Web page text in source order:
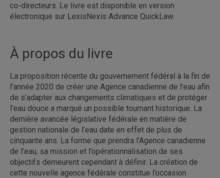
co-directeurs. Le livre est disponible en version
électronique sur LexisNexis Advance QuickLaw.
À propos du livre
La proposition récente du gouvernement fédéral à la fin de
l’année 2020 de créer une Agence canadienne de l’eau afin
de s’adapter aux changements climatiques et de protéger
l’eau douce a marqué un possible tournant historique. La
dernière avancée législative fédérale en matière de
gestion nationale de l’eau date en effet de plus de
cinquante ans. La forme que prendra l’Agence canadienne
de l’eau, sa mission et l’opérationnalisation de ses
objectifs demeurent cependant à définir. La création de
cette nouvelle agence fédérale constitue l’occasion